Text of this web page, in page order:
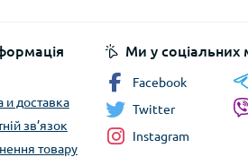
и доставка
зв’язок
товару
Ми у соціальних
Facebook
Twitter
Instagram